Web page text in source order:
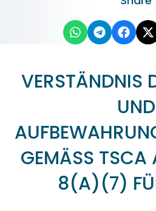
VERSTÄNDNIS
UND
GEMÄSS TSCA
(A)(7) FÜR